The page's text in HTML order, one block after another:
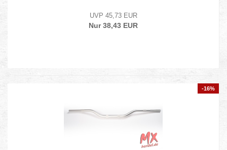
UVP 45,73 EUR
Nur 38,43 EUR
-16%